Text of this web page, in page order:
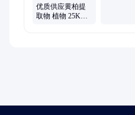
优质供应黄柏提
取物 植物 25KG/